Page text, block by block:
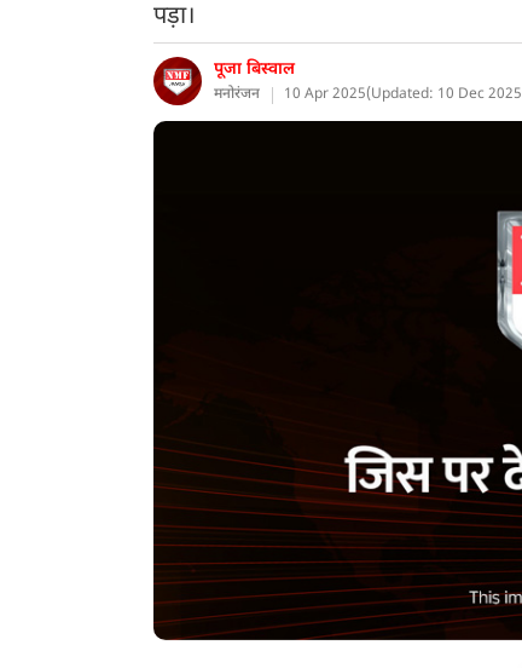
पड़ा।
पूजा बिस्वाल
मनोरंजन 10 Apr 2025(Updated: 10 Dec 2025